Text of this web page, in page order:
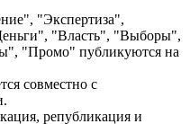
"Экспертиза",
"Власть", "Выборы",
"Промо" публикуются на
совместно с
републикация и